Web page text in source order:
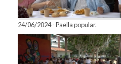
24/06/2024 - Paella popular.